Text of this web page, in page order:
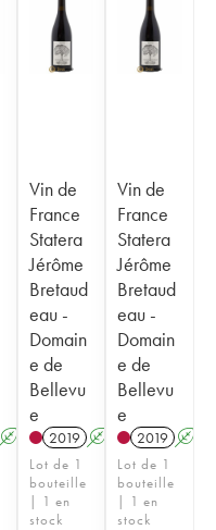
A
Vin de
France
Statera
Jérôme
Bretaud
eau -
Domain
e de
Bellevu
e
2019 A
Lot de 1
bouteille
| 1 en
stock
Vin de
France
Statera
Jérôme
Bretaud
eau -
Domain
e de
Bellevu
e
2019 A
Lot de 1
bouteille
| 1 en
stock